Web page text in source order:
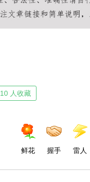
10 人收藏
鲜花 握手 雷人